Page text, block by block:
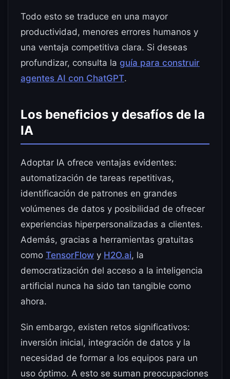
Todo esto se traduce en una mayor
productividad, menores errores humanos y
una ventaja competitiva clara. Si deseas
profundizar, consulta la guía para construir
agentes AI con ChatGPT.
Los beneficios y desafíos de la
IA
Adoptar IA ofrece ventajas evidentes:
automatización de tareas repetitivas,
identificación de patrones en grandes
volúmenes de datos y posibilidad de ofrecer
experiencias hiperpersonalizadas a clientes.
Además, gracias a herramientas gratuitas
como TensorFlow y H2O.ai, la
democratización del acceso a la inteligencia
artificial nunca ha sido tan tangible como
ahora.
Sin embargo, existen retos significativos:
inversión inicial, integración de datos y la
necesidad de formar a los equipos para un
uso óptimo. A esto se suman preocupaciones